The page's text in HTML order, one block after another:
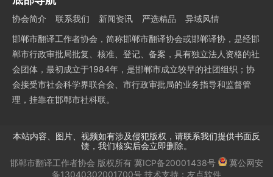
协会简介 联系我们 新闻资讯 严选精品
异域风情
邯郸市翻译工作者协会，简称邯郸市翻译协会或邯郸译协，是经邯
郸市行政审批局批复、核准、登记、备案，具有独立法人资格的社
会团体，最初成立于1984年，是邯郸市成立较早的社团组织；协
会接受市社会科学界联合会、市行政审批局的业务指导和监督管
理，挂靠在邯郸市社科联。
本站内容、图片、视频如有涉及侵犯版权，请联系我们提供书面反
馈，我们核实后会立即删除。
邯郸市翻译工作者协会 版权所有冀ICP备20001438号
冀公网安
备13040302001700号 技术支持： 友点软件